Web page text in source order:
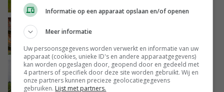
HAK pakt door met groene missie en wil B
Corp-certificering
11-01-2022
Adri den Dekker-prijs moet innovatie
stimuleren bij studenten
19-11-2021
Informatie op een apparaat opslaan en/of openen
Meer informatie
Uw persoonsgegevens worden verwerkt en informatie van uw
apparaat (cookies, unieke ID's en andere apparaatgegevens)
kan worden opgeslagen door, geopend door en gedeeld met
4 partners of specifiek door deze site worden gebruikt. Wij en
onze partners kunnen precieze geolocatiegegevens
gebruiken. Lijst met partners.